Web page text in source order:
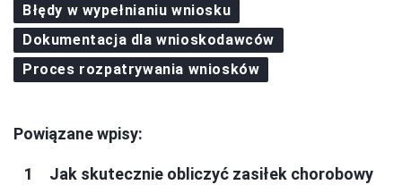
Błędy w wypełnianiu wniosku
Dokumentacja dla wnioskodawców
Proces rozpatrywania wniosków
Powiązane wpisy:
Jak skutecznie obliczyć zasiłek chorobowy